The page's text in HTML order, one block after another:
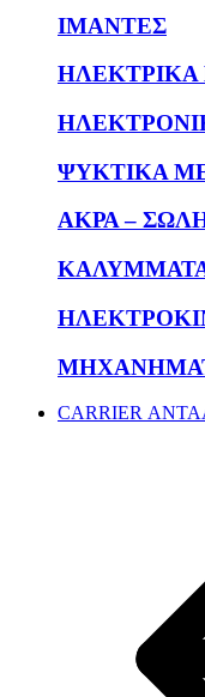
ΙΜΑΝΤΕΣ
ΨΥΚΤΙΚΑ
ΑΚΡΑ –
CARRIER